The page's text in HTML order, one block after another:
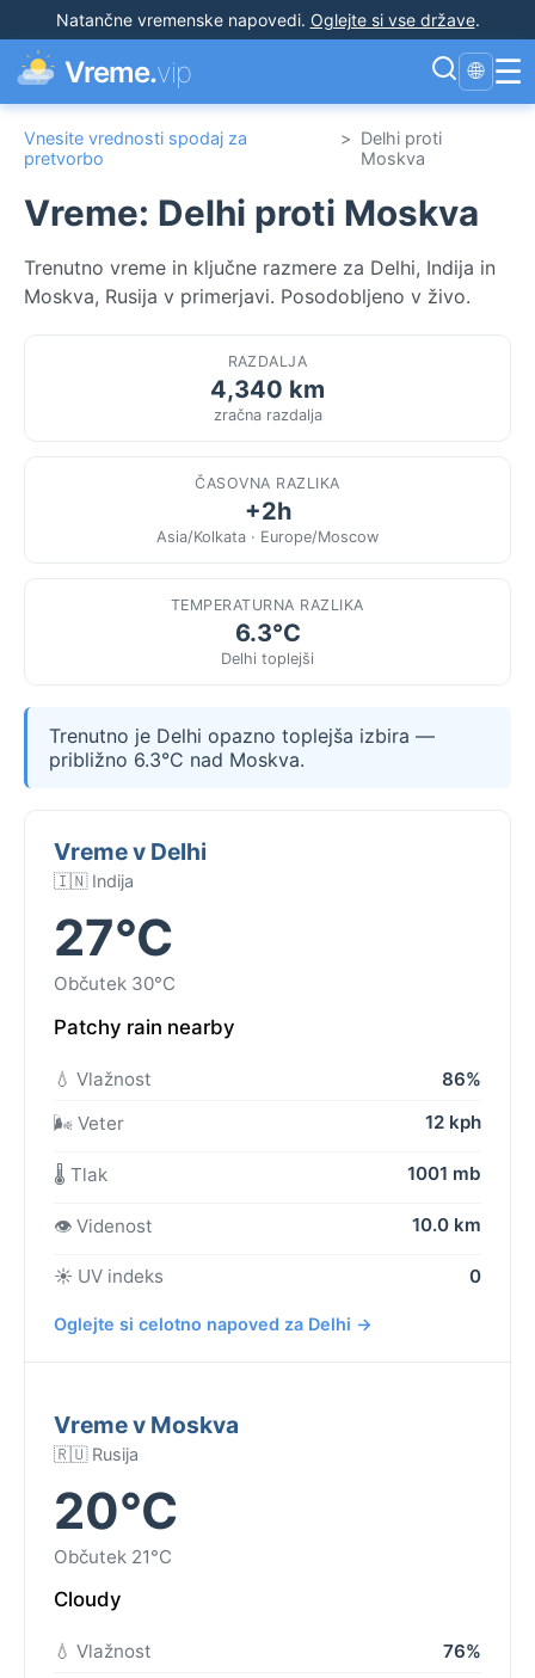
Natančne vremenske napovedi. Oglejte si vse države.
Vreme.vip 🌐 ☰
Vnesite vrednosti spodaj za
pretvorbo
> Delhi proti
Moskva
Vreme: Delhi proti Moskva
Trenutno vreme in ključne razmere za Delhi, Indija in
Moskva, Rusija v primerjavi. Posodobljeno v živo.
RAZDALJA
4,340 km
zračna razdalja
ČASOVNA RAZLIKA
+2h
Asia/Kolkata · Europe/Moscow
TEMPERATURNA RAZLIKA
6.3°C
Delhi toplejši
Trenutno je Delhi opazno toplejša izbira —
približno 6.3°C nad Moskva.
Vreme v Delhi
🇮🇳 Indija
27°C
Občutek 30°C
Patchy rain nearby
💧 Vlažnost
86%
🌬️ Veter
12 kph
🌡️ Tlak 1001 mb
👁️ Videnost 10.0 km
☀️ UV indeks 0
Oglejte si celotno napoved za Delhi →
Vreme v Moskva
🇷🇺 Rusija
20°C
Občutek 21°C
Cloudy
💧 Vlažnost
76%